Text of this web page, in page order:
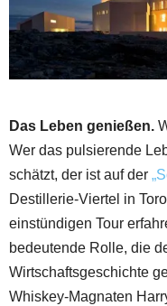
Das Leben genießen.
Wer das pulsierende
schätzt, der ist auf der
Destillerie-Viertel in
einstündigen Tour
bedeutende Rolle, die
Wirtschaftsgeschichte
Whiskey-Magnaten